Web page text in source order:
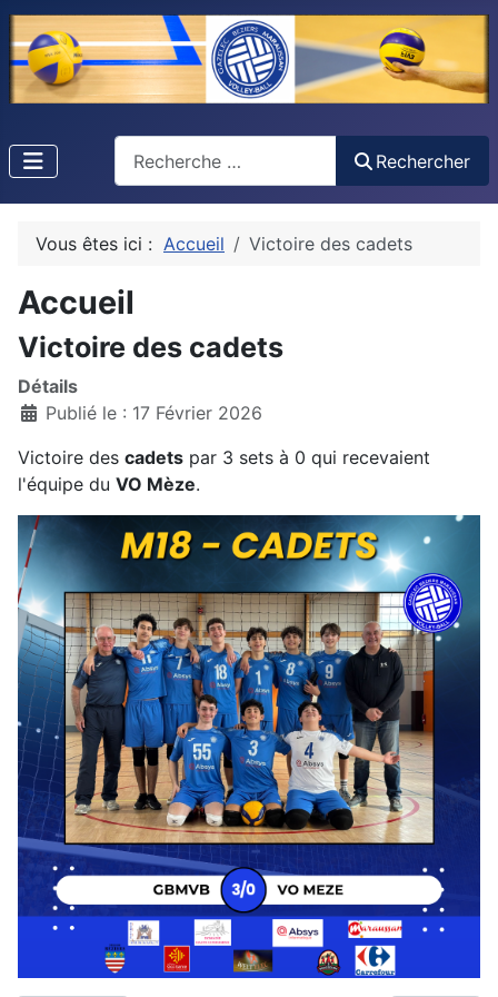
Rechercher
Vous êtes ici : Accueil Victoire des cadets
Accueil
Victoire des cadets
Détails
Publié le : 17 Février 2026
Victoire des cadets par 3 sets à 0 qui recevaient
l'équipe du VO Mèze.